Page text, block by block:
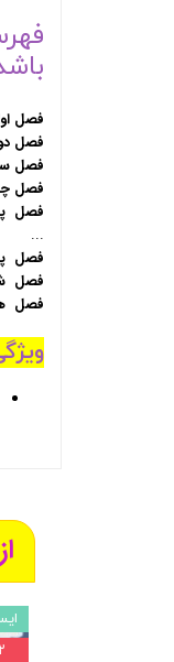
فصل
فصل
فصل
فصل
فصل
...
فصل
فصل
فصل